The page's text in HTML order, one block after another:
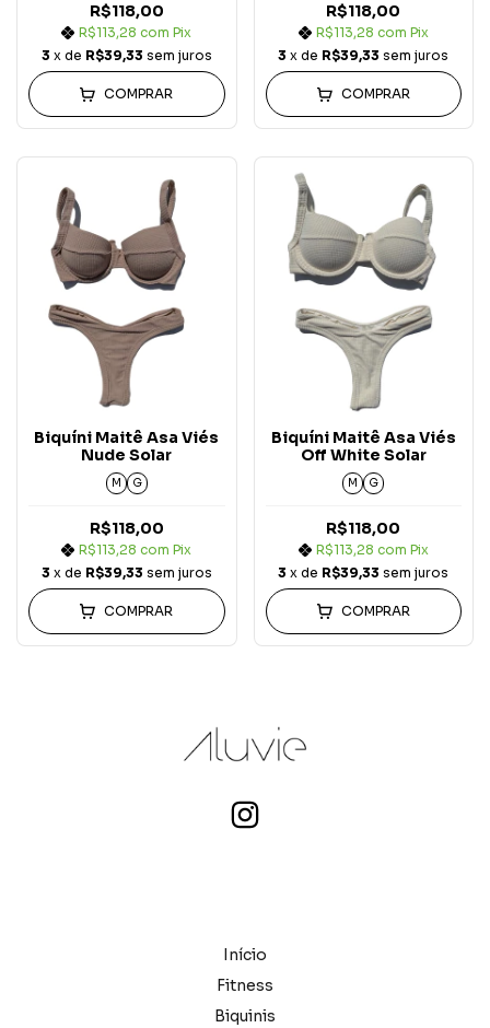
R$118,00
R$113,28com Pix
3 x de R$39,33 sem juros
COMPRAR
R$118,00
R$113,28 com Pix
3 x de R$39,33 sem juros
COMPRAR
Biquíni Maitê Asa Viés
Nude Solar
M G
R$118,00
R$113,28com Pix
3 x de R$39,33 sem juros
COMPRAR
Biquíni Maitê Asa Viés
Off White Solar
M G
R$118,00
R$113,28 com Pix
3 x de R$39,33 sem juros
COMPRAR
Início
Fitness
Biquinis